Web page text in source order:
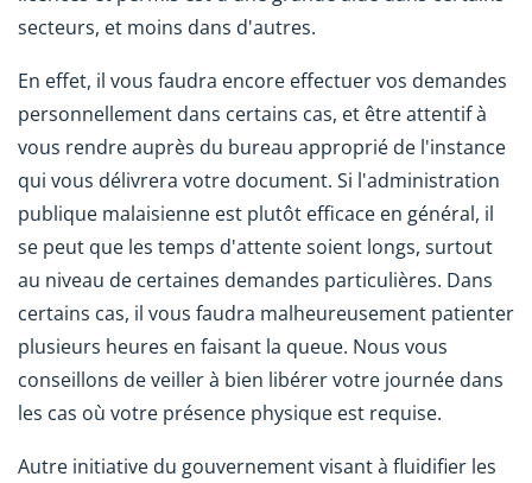
secteurs, et moins dans d'autres.
En effet, il vous faudra encore effectuer vos demandes
personnellement dans certains cas, et être attentif à
vous rendre auprès du bureau approprié de l'instance
qui vous délivrera votre document. Si l'administration
publique malaisienne est plutôt efficace en général, il
se peut que les temps d'attente soient longs, surtout
au niveau de certaines demandes particulières. Dans
certains cas, il vous faudra malheureusement patienter
plusieurs heures en faisant la queue. Nous vous
conseillons de veiller à bien libérer votre journée dans
les cas où votre présence physique est requise.
Autre initiative du gouvernement visant à fluidifier les